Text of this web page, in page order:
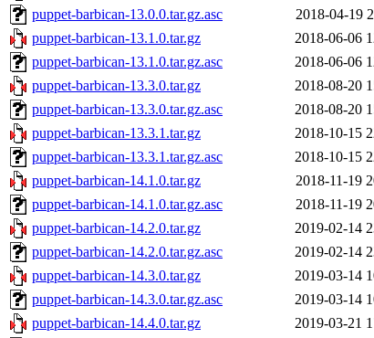
puppet-barbican-13.0.0.tar.gz.asc
2018-04-19
puppet-barbican-13.1.0.tar.gz
2018-06-06
puppet-barbican-13.1.0.tar.gz.asc
2018-06-06
puppet-barbican-13.3.0.tar.gz
2018-08-20
puppet-barbican-13.3.0.tar.gz.asc
2018-08-20
puppet-barbican-13.3.1.tar.gz
2018-10-15
puppet-barbican-13.3.1.tar.gz.asc
2018-10-15
puppet-barbican-14.1.0.tar.gz
2018-11-19
puppet-barbican-14.1.0.tar.gz.asc
2018-11-19
puppet-barbican-14.2.0.tar.gz
2019-02-14
puppet-barbican-14.2.0.tar.gz.asc
2019-02-14
puppet-barbican-14.3.0.tar.gz
2019-03-14
puppet-barbican-14.3.0.tar.gz.asc
2019-03-14
puppet-barbican-14.4.0.tar.gz
2019-03-21